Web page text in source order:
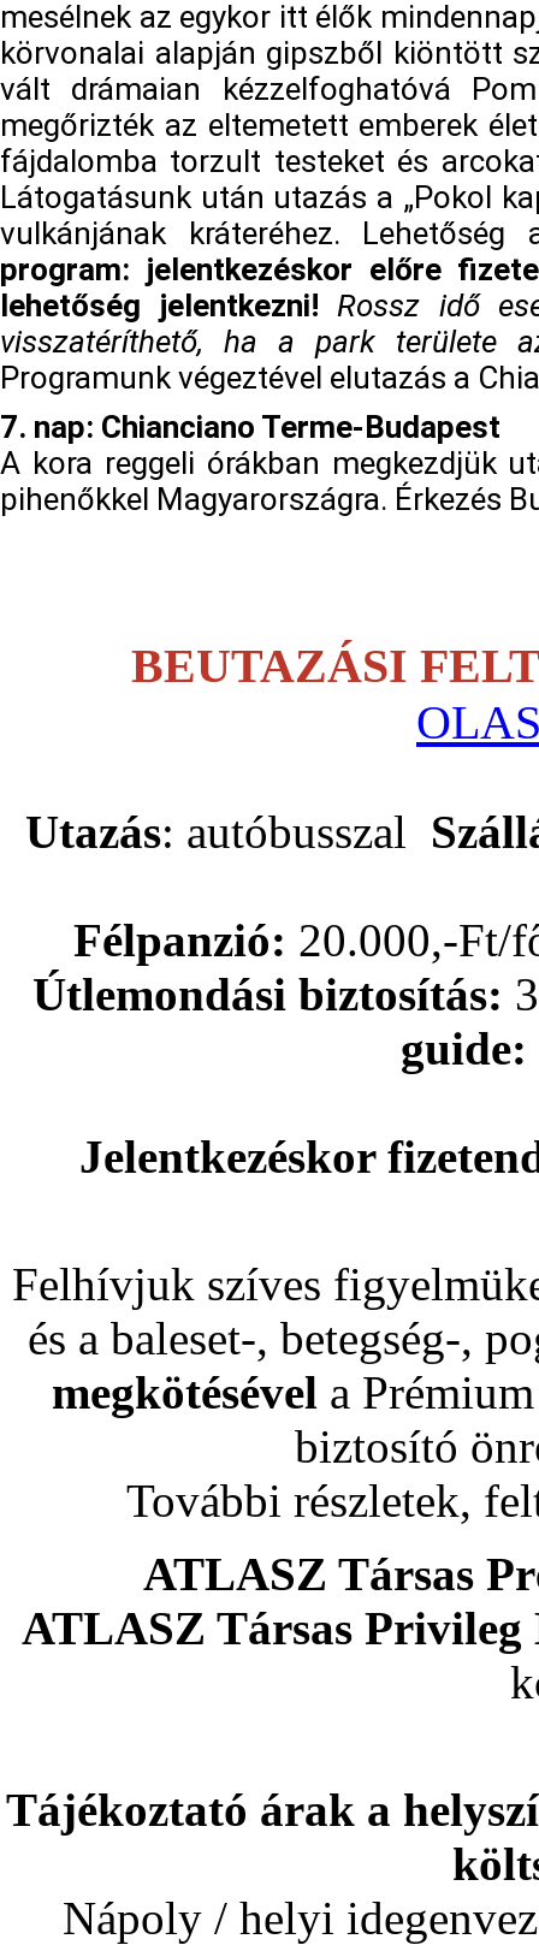
mesélnek az egykor itt élők
körvonalai alapján gipszből kiöntött
vált drámaian kézzelfoghatóvá
megőrizték az eltemetett emberek
fájdalomba torzult testeket és
Látogatásunk után utazás a „Pokol
vulkánjának kráteréhez.
program: jelentkezéskor előre
lehetőség jelentkezni! Rossz idő
visszatéríthető, ha a park területe
Programunk végeztével elutazás a
7. nap: Chianciano Terme-Budapest
A kora reggeli órákban megkezdjük
pihenőkkel Magyarországra. Érkezés
BEUTAZÁSI
Utazás: autóbusszal
Félpanzió: 20.000,-Ft/
Útlemondási biztosítás:
guide:
Jelentkezéskor
Felhívjuk szíves
és a baleset-, betegség-,
megkötésével a
biztosító
További részletek,
ATLASZ Társas
ATLASZ Társas
Tájékoztató árak a
Nápoly / helyi